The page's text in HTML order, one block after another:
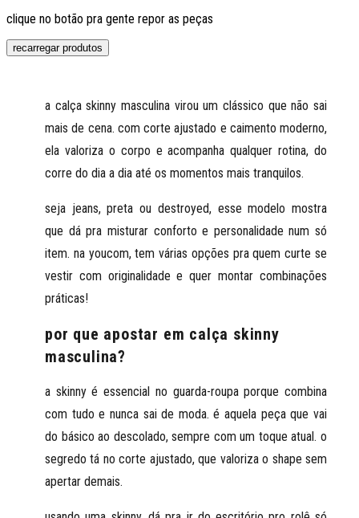
clique no botão pra gente repor as peças
recarregar produtos
a calça skinny masculina virou um clássico que não sai
mais de cena. com corte ajustado e caimento moderno,
ela valoriza o corpo e acompanha qualquer rotina, do
corre do dia a dia até os momentos mais tranquilos.
seja jeans, preta ou destroyed, esse modelo mostra
que dá pra misturar conforto e personalidade num só
item. na youcom, tem várias opções pra quem curte se
vestir com originalidade e quer montar combinações
práticas!
por que apostar em calça skinny
masculina?
a skinny é essencial no guarda-roupa porque combina
com tudo e nunca sai de moda. é aquela peça que vai
do básico ao descolado, sempre com um toque atual. o
segredo tá no corte ajustado, que valoriza o shape sem
apertar demais.